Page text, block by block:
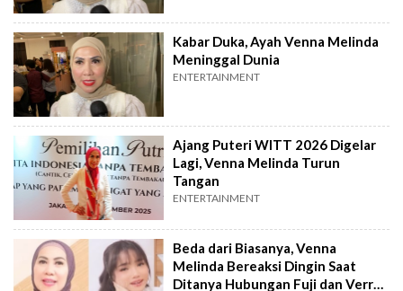
Kabar Duka, Ayah Venna Melinda
Meninggal Dunia
ENTERTAINMENT
Ajang Puteri WITT 2026 Digelar
Lagi, Venna Melinda Turun
Tangan
ENTERTAINMENT
Beda dari Biasanya, Venna
Melinda Bereaksi Dingin Saat
Ditanya Hubungan Fuji dan Verrell